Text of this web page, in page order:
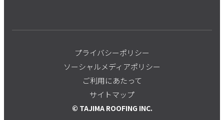
プライバシーポリシー
ソーシャルメディアポリシー
ご利用にあたって
サイトマップ
© TAJIMA ROOFING INC.